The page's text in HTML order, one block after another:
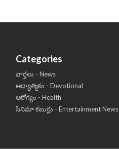
Categories
వార్తలు - News
ఆధ్యాత్మికం - Devotional
ఆరోగ్యం - Health
సినిమా కబుర్లు - Entertainment News